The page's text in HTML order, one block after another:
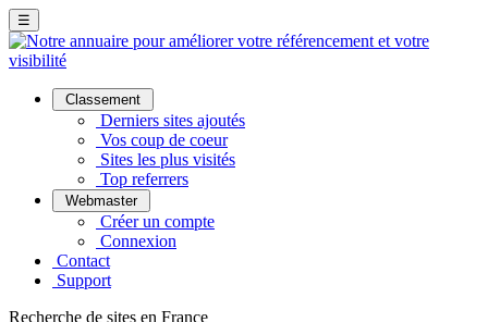
☰
Classement
Derniers sites ajoutés
Vos coup de coeur
Sites les plus visités
Top referrers
Webmaster
Créer un compte
Connexion
Contact
Support
Recherche de sites en France